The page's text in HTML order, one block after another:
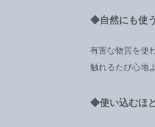
◆自然にも使
有害な物質を使
触れるたび心地
◆使い込むほ